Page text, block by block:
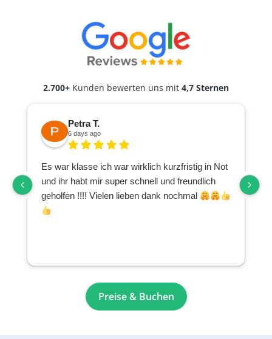
2.700+ Kunden bewerten uns mit 4,7 Sternen
Petra T.
6 days ago
Es war klasse ich war wirklich kurzfristig in Not
und ihr habt mir super schnell und freundlich
geholfen !!!! Vielen lieben dank nochmal
Preise & Buchen